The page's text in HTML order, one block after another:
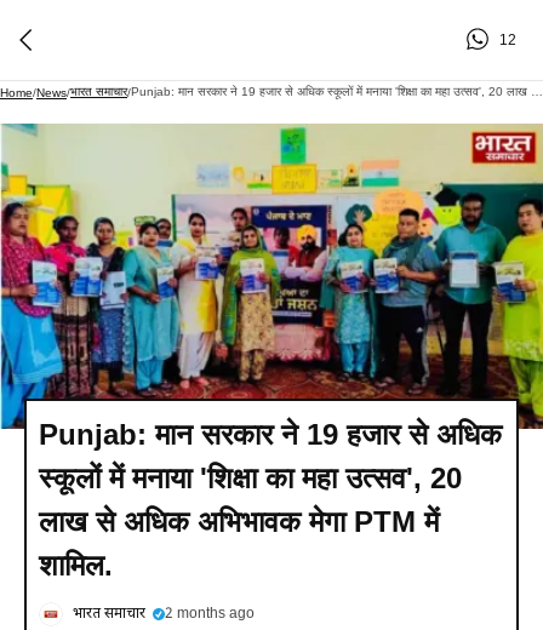
12
Home/News/भारत समाचार/
Punjab: मान सरकार ने 19 हजार से अधिक
स्कूलों में मनाया 'शिक्षा का महा उत्सव', 20
लाख से अधिक अभिभावक मेगा PTM में
शामिल.
भारत समाचार 2 months ago